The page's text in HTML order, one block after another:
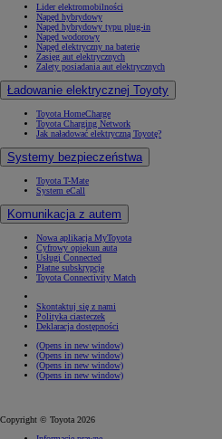
Lider elektromobilności
Napęd hybrydowy
Napęd hybrydowy typu plug-in
Napęd wodorowy
Napęd elektryczny na baterię
Zasięg aut elektrycznych
Zalety posiadania aut elektrycznych
Ładowanie elektrycznej Toyoty
Toyota HomeCharge
Toyota Charging Network
Jak naładować elektryczną Toyotę?
Systemy bezpieczeństwa
Toyota T-Mate
System eCall
Komunikacja z autem
Nowa aplikacja MyToyota
Cyfrowy opiekun auta
Usługi Connected
Płatne subskrypcje
Toyota Connectivity Match
Skontaktuj się z nami
Polityka ciasteczek
Deklaracja dostępności
(Opens in new window)
(Opens in new window)
(Opens in new window)
(Opens in new window)
Copyright © Toyota 2026